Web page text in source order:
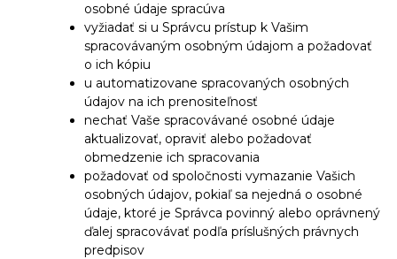
osobné údaje spracúva
vyžiadať si u Správcu prístup k Vašim
spracovávaným osobným údajom a požadovať
o ich kópiu
u automatizovane spracovaných osobných
údajov na ich prenositeľnosť
nechať Vaše spracovávané osobné údaje
aktualizovať, opraviť alebo požadovať
obmedzenie ich spracovania
požadovať od spoločnosti vymazanie Vašich
osobných údajov, pokiaľ sa nejedná o osobné
údaje, ktoré je Správca povinný alebo oprávnený
ďalej spracovávať podľa príslušných právnych
predpisov